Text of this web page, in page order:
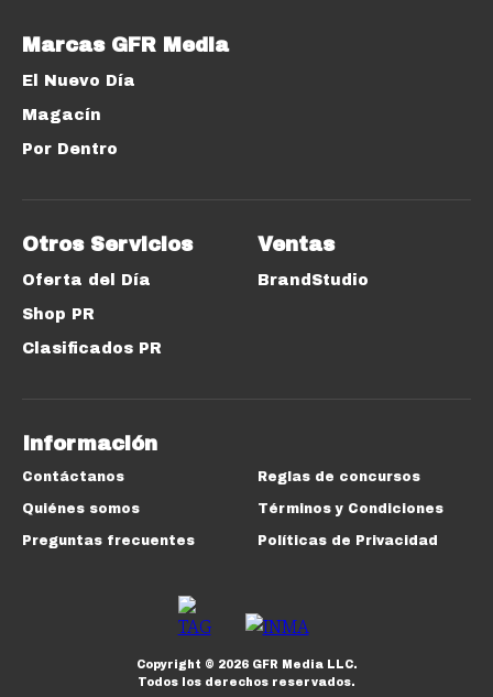
Marcas GFR Media
El Nuevo Día
Magacín
Por Dentro
Otros Servicios
Oferta del Día
Shop PR
Clasificados PR
Ventas
BrandStudio
Información
Contáctanos
Quiénes somos
Preguntas frecuentes
Reglas de concursos
Términos y Condiciones
Políticas de Privacidad
Copyright © 2026GFR Media LLC.
Todos los derechos reservados.